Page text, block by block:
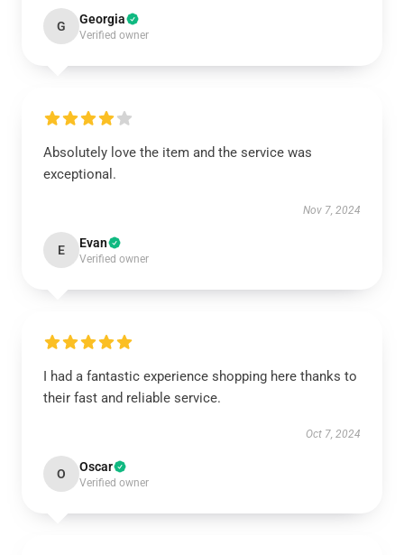
G Georgia
Verified owner
Absolutely love the item and the service was
exceptional.
Nov 7, 2024
E Evan
Verified owner
I had a fantastic experience shopping here thanks to
their fast and reliable service.
Oct 7, 2024
O Oscar
Verified owner